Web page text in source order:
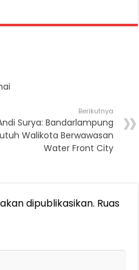
Berikutnya
Surya: Bandarlampung
Walikota Berwawasan
Water Front City
dipublikasikan. Ruas